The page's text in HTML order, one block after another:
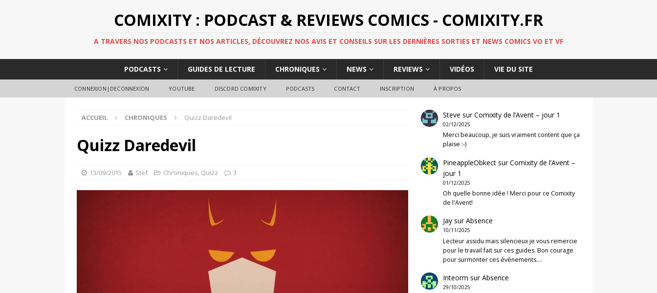
COMIXITY : PODCAST & REVIEWS COMICS - COMIXITY.FR
A TRAVERS NOS PODCASTS ET NOS ARTICLES, DÉCOUVREZ NOS AVIS ET CONSEILS SUR LES DERNIÈRES SORTIES ET NEWS COMICS VO ET VF
PODCASTS GUIDES DE LECTURE CHRONIQUES NEWS REVIEWS VIDÉOS VIE DU SITE
CONNEXION|DECONNEXION YOUTUBE DISCORD COMIXITY PODCASTS CONTACT INSCRIPTION À PROPOS
ACCUEIL CHRONIQUES Quizz Daredevil
Quizz Daredevil
13/09/2015 Stef Chroniques, Quizz 3
Steve surComixity de l’Avent – jour 1
02/12/2025
Merci beaucoup, je suis vraiment content que ça
plaise :-)
PineappleObkect surComixity de l’Avent –
jour 1
01/12/2025
Oh quelle bonne idée ! Merci pour ce Comixity
de l'Avent!
Jay surAbsence
10/11/2025
Lecteur assidu mais silencieux je vous remercie
pour le travail fait sur ces guides. Bon courage
pour surmonter ces évènements.…
Inteorm surAbsence
29/10/2025